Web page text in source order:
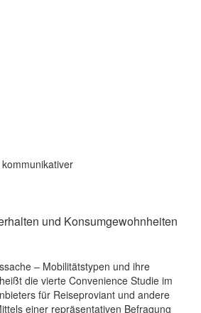
und Konsumgewohnheiten
– Mobilitätstypen und ihre
die vierte Convenience Studie im
für Reiseproviant und andere
einer repräsentativen Befragung